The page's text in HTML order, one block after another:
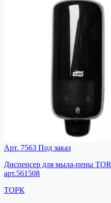
Арт. 7563 Под заказ
Диспенсер для мыла-пены
арт.561508
ТОРК